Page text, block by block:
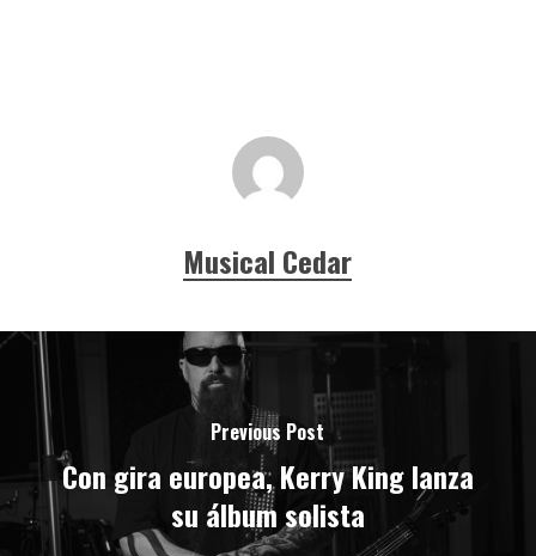
Musical Cedar
Previous Post
Con gira europea, Kerry King lanza
su álbum solista